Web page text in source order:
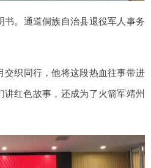
书。通道侗族自治县退役军人事务
交织同行，他将这段热血往事带进
红色故事，还成为了火箭军靖州